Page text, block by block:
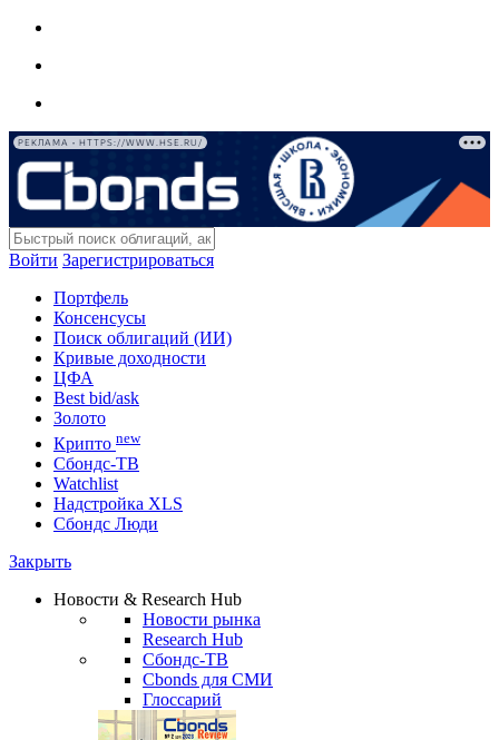
РЕКЛАМА • HTTPS://WWW.HSE.RU/
Войти Зарегистрироваться
Портфель
Консенсусы
Поиск облигаций (ИИ)
Кривые доходности
ЦФА
Best bid/ask
Золото
Крипто new
Сбондс-ТВ
Watchlist
Надстройка XLS
Сбондс Люди
Закрыть
Новости & Research Hub
Новости рынка
Research Hub
Сбондс-ТВ
Cbonds для СМИ
Глоссарий